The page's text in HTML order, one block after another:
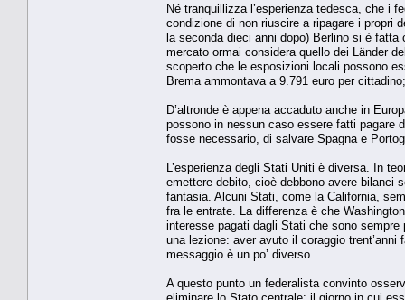
Né tranquillizza l’esperienza tedesca, che i
condizione di non riuscire a ripagare i propri
la seconda dieci anni dopo) Berlino si è
mercato ormai considera quello dei Länder
scoperto che le esposizioni locali possono
Brema ammontava a 9.791 euro per
D’altronde è appena accaduto anche in
possono in nessun caso essere fatti pagare
fosse necessario, di salvare Spagna e
L’esperienza degli Stati Uniti è diversa. In
emettere debito, cioè debbono avere bilanci
fantasia. Alcuni Stati, come la California,
fra le entrate. La differenza è che
interesse pagati dagli Stati che sono
una lezione: aver avuto il coraggio
messaggio è un po’ diverso.
A questo punto un federalista convinto